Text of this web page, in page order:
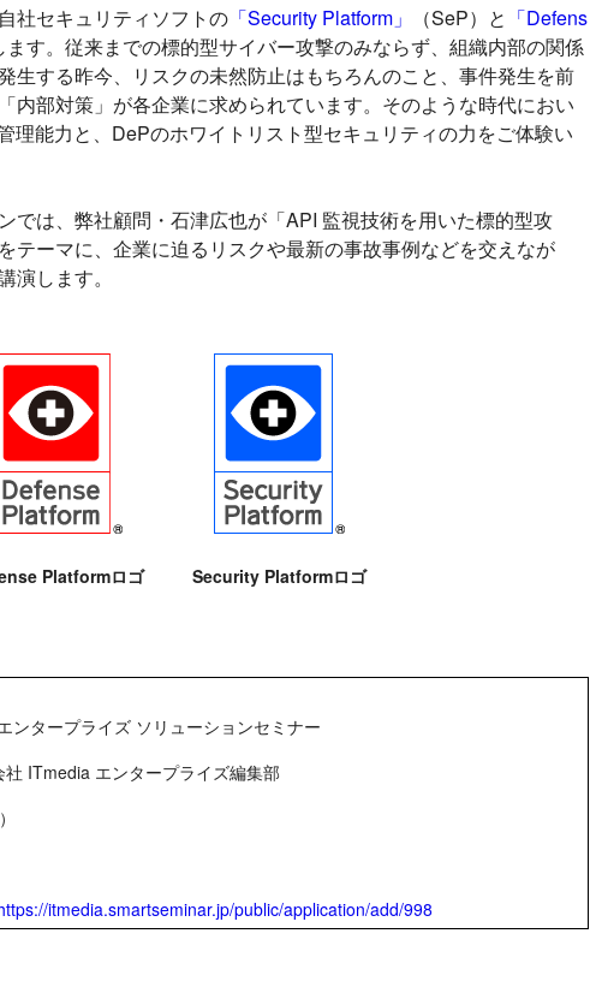
社セキュリティソフトの 「Security Platform」 （SeP）と 「Defens
ます。従来までの標的型サイバー攻撃のみならず、組織内部の関係
生する昨今、リスクの未然防止はもちろんのこと、事件発生を前
内部対策」が各企業に求められています。そのような時代におい
理能力と、DePのホワイトリスト型セキュリティの力をご体験い
では、弊社顧問・石津広也が「API 監視技術を用いた標的型攻
テーマに、企業に迫るリスクや最新の事故事例などを交えなが
演します。
Platformロゴ Security Platformロゴ
ンタープライズ ソリューションセミナー
ITmedia エンタープライズ編集部
itmedia.smartseminar.jp/public/application/add/998